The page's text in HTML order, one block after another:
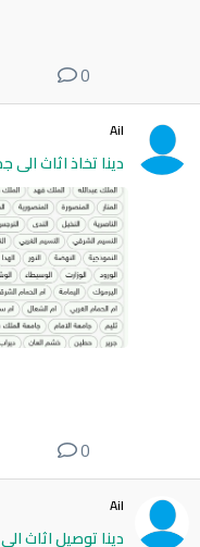
0
Ail
دينا تخاذ اثاث الى
0
Ail